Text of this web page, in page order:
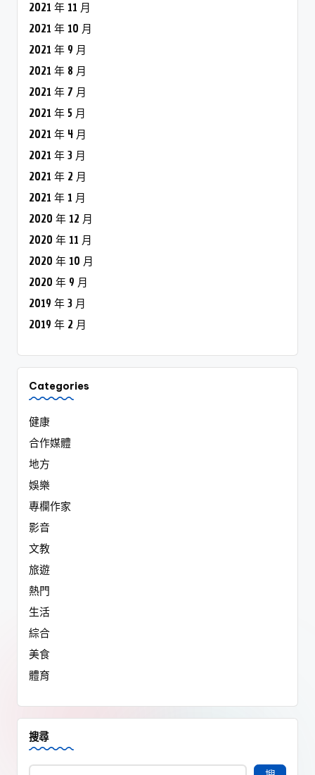
2021 年 11 月
2021 年 10 月
2021 年 9 月
2021 年 8 月
2021 年 7 月
2021 年 5 月
2021 年 4 月
2021 年 3 月
2021 年 2 月
2021 年 1 月
2020 年 12 月
2020 年 11 月
2020 年 10 月
2020 年 9 月
2019 年 3 月
2019 年 2 月
Categories
健康
合作媒體
地方
娛樂
專欄作家
影音
文教
旅遊
熱門
生活
綜合
美食
體育
搜尋